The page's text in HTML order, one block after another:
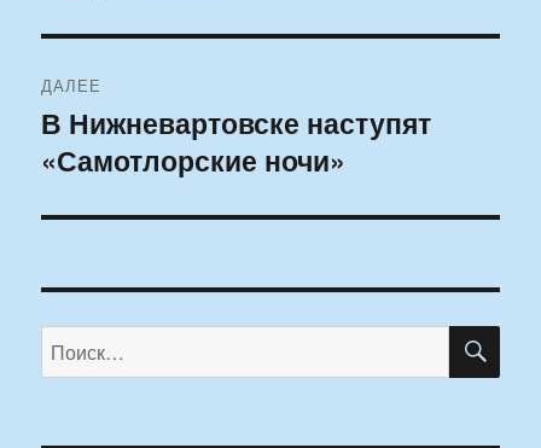
ДАЛЕЕ
Следующая
запись:
В Нижневартовске наступят
«Самотлорские ночи»
Искать: